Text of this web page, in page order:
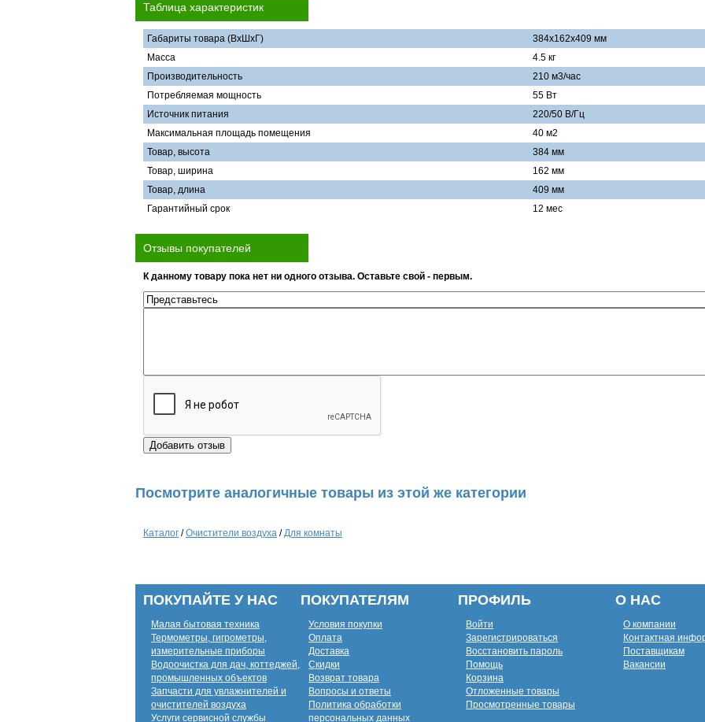
Таблица характеристик
Габариты товара (ВхШхГ)
384x162x409 мм
Масса
4.5 кг
Производительность
210 м3/час
Потребляемая мощность
55 Вт
Источник питания
220/50 В/Гц
Максимальная площадь помещения
40 м2
Товар, высота
384 мм
Товар, ширина
162 мм
Товар, длина
409 мм
Гарантийный срок
12 мес
Отзывы покупателей
К данному товару пока нет ни одного отзыва. Оставьте свой - первым.
Посмотрите аналогичные товары из этой же категории
Каталог /Очистители воздуха /Для комнаты
ПОКУПАЙТЕ У НАС
Малая бытовая техника
Термометры, гигрометры,
измерительные приборы
Водоочистка для дач, коттеджей,
промышленных объектов
Запчасти для увлажнителей и
очистителей воздуха
Услуги сервисной службы
ПОКУПАТЕЛЯМ
Условия покупки
Оплата
Доставка
Скидки
Возврат товара
Вопросы и ответы
Политика обработки
персональных данных
ПРОФИЛЬ
Войти
Зарегистрироваться
Восстановить пароль
Помощь
Корзина
Отложенные товары
Просмотренные товары
О НАС
О компании
Контактная
Поставщикам
Вакансии